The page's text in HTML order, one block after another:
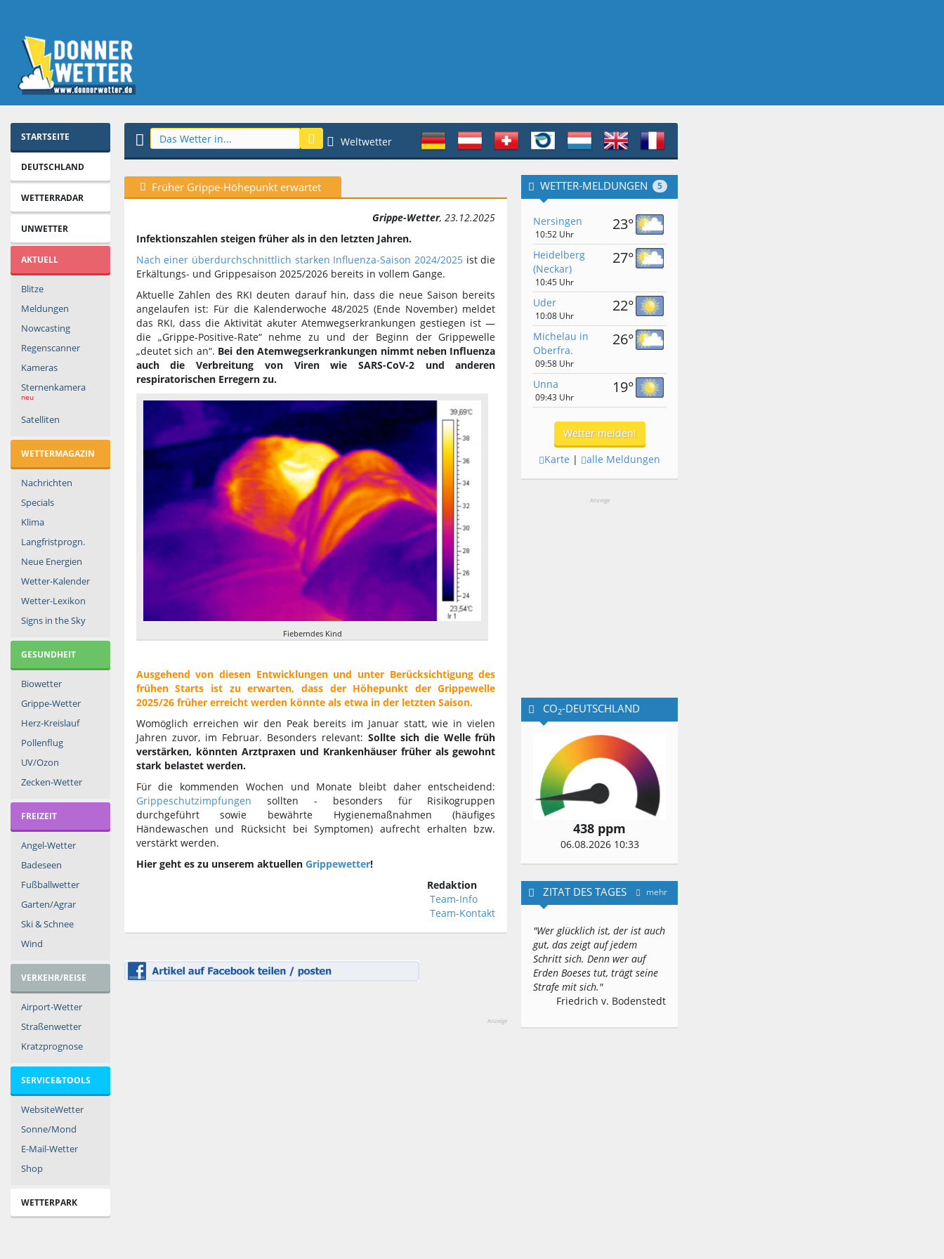
STARTSEITE
DEUTSCHLAND
WETTERRADAR
UNWETTER
AKTUELL
Blitze
Meldungen
Nowcasting
Regenscanner
Kameras
Sternenkamera
neu
Satelliten
WETTERMAGAZIN
Nachrichten
Specials
Klima
Langfristprogn.
Neue Energien
Wetter-Kalender
Wetter-Lexikon
Signs in the Sky
GESUNDHEIT
Biowetter
Grippe-Wetter
Herz-Kreislauf
Pollenflug
UV/Ozon
Zecken-Wetter
FREIZEIT
Angel-Wetter
Badeseen
Fußballwetter
Garten/Agrar
Ski & Schnee
Wind
VERKEHR/REISE
Airport-Wetter
Straßenwetter
Kratzprognose
SERVICE&TOOLS
WebsiteWetter
Sonne/Mond
E-Mail-Wetter
Shop
WETTERPARK
Weltwetter
Früher Grippe-Höhepunkt erwartet
Grippe-Wetter, 23.12.2025
Infektionszahlen steigen früher als in den letzten Jahren.
Nach einer überdurchschnittlich starken Influenza-Saison 2024/2025 ist die
Erkältungs- und Grippesaison 2025/2026 bereits in vollem Gange.
Aktuelle Zahlen des RKI deuten darauf hin, dass die neue Saison bereits
angelaufen ist: Für die Kalenderwoche 48/2025 (Ende November) meldet
das RKI, dass die Aktivität akuter Atemwegserkrankungen gestiegen ist —
die „Grippe-Positive-Rate“ nehme zu und der Beginn der Grippewelle
„deutet sich an“. Bei den Atemwegserkrankungen nimmt neben Influenza
auch die Verbreitung von Viren wie SARS-CoV-2 und anderen
respiratorischen Erregern zu.
Fieberndes Kind
Ausgehend von diesen Entwicklungen und unter Berücksichtigung des
frühen Starts ist zu erwarten, dass der Höhepunkt der Grippewelle
2025/26 früher erreicht werden könnte als etwa in der letzten Saison.
Womöglich erreichen wir den Peak bereits im Januar statt, wie in vielen
Jahren zuvor, im Februar. Besonders relevant: Sollte sich die Welle früh
verstärken, könnten Arztpraxen und Krankenhäuser früher als gewohnt
stark belastet werden.
Für die kommenden Wochen und Monate bleibt daher entscheidend:
Grippeschutzimpfungen sollten - besonders für Risikogruppen
durchgeführt sowie bewährte Hygienemaßnahmen (häufiges
Händewaschen und Rücksicht bei Symptomen) aufrecht erhalten bzw.
verstärkt werden.
Hier geht es zu unserem aktuellen Grippewetter!
Redaktion
Team-Info
Team-Kontakt
Anzeige
5
WETTER-MELDUNGEN
Nersingen
10:52 Uhr
23°
Heidelberg
(Neckar)
10:45 Uhr
27°
Uder
10:08 Uhr
22°
Michelau in
Oberfra.
09:58 Uhr
26°
Unna
09:43 Uhr
19°
Wetter melden!
Karte | alle Meldungen
Anzeige
CO2-DEUTSCHLAND
438 ppm
06.08.2026 10:33
mehr
ZITAT DES TAGES
"Wer glücklich ist, der ist auch
gut, das zeigt auf jedem
Schritt sich. Denn wer auf
Erden Boeses tut, trägt seine
Strafe mit sich."
Friedrich v. Bodenstedt